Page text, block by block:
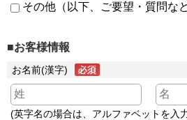
その他（以下、ご要望・質問な
■お客様情報
お名前(漢字)
(英字名の場合は、アルファベットを入